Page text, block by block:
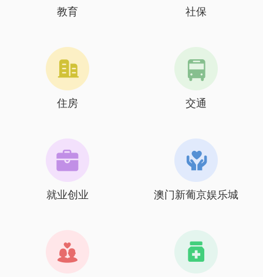
教育 社保
住房 交通
就业创业 澳门新葡京娱乐城